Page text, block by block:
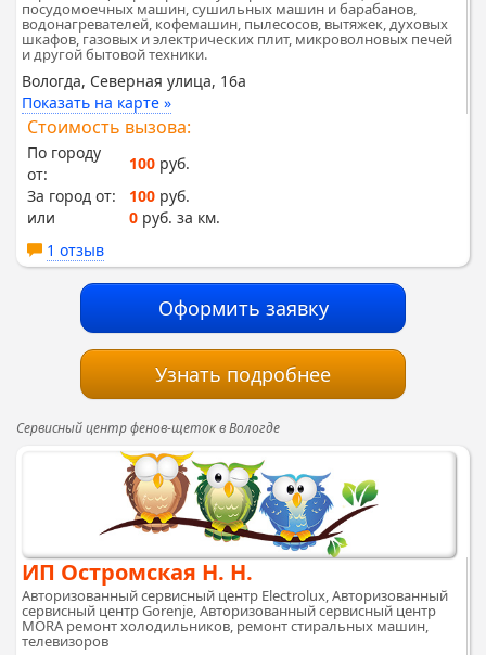
посудомоечных машин, сушильных машин и барабанов,
водонагревателей, кофемашин, пылесосов, вытяжек, духовых
шкафов, газовых и электрических плит, микроволновых печей
и другой бытовой техники.
Вологда, Северная улица, 16а
Показать на карте »
Стоимость вызова:
По городу
от:
100 руб.
За город от:
100 руб.
или
0 руб. за км.
1 отзыв
Оформить заявку
Узнать подробнее
Сервисный центр фенов-щеток в Вологде
ИП Остромская Н. Н.
Авторизованный сервисный центр Electrolux, Авторизованный
сервисный центр Gorenje, Авторизованный сервисный центр
MORA ремонт холодильников, ремонт стиральных машин,
телевизоров